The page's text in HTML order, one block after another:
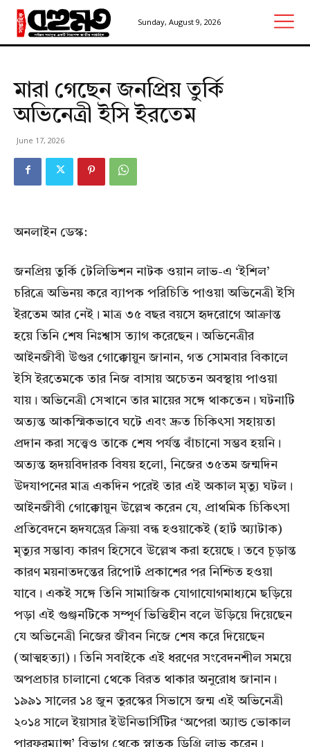
Sunday, August 9, 2026
মারা গেছেন জনপ্রিয় তুর্কি
অভিনেত্রী ইসি ইরতেম
June 17, 2026
অনলাইন ডেস্ক:
জনপ্রিয় তুর্কি টেলিভিশন নাটক ওয়ান লাভ-এ ‘ইশিল’
চরিত্রে অভিনয় করে ব্যাপক পরিচিতি পাওয়া অভিনেত্রী ইসি
ইরতেম আর নেই। মাত্র ৩৫ বছর বয়সে হৃদরোগে আক্রান্ত
হয়ে তিনি শেষ নিঃশ্বাস ত্যাগ করেছেন। অভিনেত্রীর
আইনজীবী উগুর গোক্কোয়ুন জানান, গত সোমবার বিকালে
ইসি ইরতেমকে তার নিজ বাসায় অচেতন অবস্থায় পাওয়া
যায়। অভিনেত্রী সেখানে তার মায়ের সঙ্গে থাকতেন। ঘটনাটি
অত্যন্ত আকস্মিকভাবে ঘটে এবং দ্রুত চিকিৎসা সহায়তা
প্রদান করা সত্ত্বেও তাকে শেষ পর্যন্ত বাঁচানো সম্ভব হয়নি।
অত্যন্ত হৃদয়বিদারক বিষয় হলো, নিজের ৩৫তম জন্মদিন
উদযাপনের মাত্র একদিন পরেই তার এই অকাল মৃত্যু ঘটল।
আইনজীবী গোক্কোয়ুন উল্লেখ করেন যে, প্রাথমিক চিকিৎসা
প্রতিবেদনে হৃদযন্ত্রের ক্রিয়া বন্ধ হওয়াকেই (হার্ট অ্যাটাক)
মৃত্যুর সম্ভাব্য কারণ হিসেবে উল্লেখ করা হয়েছে। তবে চূড়ান্ত
কারণ ময়নাতদন্তের রিপোর্ট প্রকাশের পর নিশ্চিত হওয়া
যাবে। একই সঙ্গে তিনি সামাজিক যোগাযোগমাধ্যমে ছড়িয়ে
পড়া এই গুঞ্জনটিকে সম্পূর্ণ ভিত্তিহীন বলে উড়িয়ে দিয়েছেন
যে অভিনেত্রী নিজের জীবন নিজে শেষ করে দিয়েছেন
(আত্মহত্যা)। তিনি সবাইকে এই ধরণের সংবেদনশীল সময়ে
অপপ্রচার চালানো থেকে বিরত থাকার অনুরোধ জানান।
১৯৯১ সালের ১৪ জুন তুরস্কের সিভাসে জন্ম এই অভিনেত্রী
২০১৪ সালে ইয়াসার ইউনিভার্সিটির ‘অপেরা অ্যান্ড ভোকাল
পারফরম্যান্স’ বিভাগ থেকে স্নাতক ডিগ্রি লাভ করেন।